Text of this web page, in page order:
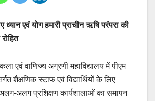
ध्यान एवं योग हमारी प्राचीन ऋषि परंपरा की
एवं वाणिज्य अग्रणी महाविद्यालय में पीएम
शैक्षणिक स्टाफ एवं विद्यार्थियों के लिए
अलग प्रशिक्षण कार्यशालाओं का समापन